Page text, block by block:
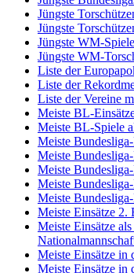
Jüngste
Jüngste
Jüngste WM-
Jüngste WM-
Liste der
Liste der
Liste der Vereine
Meiste BL-
Meiste BL-Spiele
Meiste
Meiste
Meiste
Meiste
Meiste
Meiste Einsätze 2.
Meiste Einsätze
Meiste Einsätze in
Meiste Einsätze in